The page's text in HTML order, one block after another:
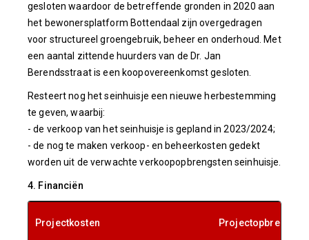
gesloten waardoor de betreffende gronden in 2020 aan
het bewonersplatform Bottendaal zijn overgedragen
voor structureel groengebruik, beheer en onderhoud. Met
een aantal zittende huurders van de Dr. Jan
Berendsstraat is een koopovereenkomst gesloten.
Resteert nog het seinhuisje een nieuwe herbestemming
te geven, waarbij:
- de verkoop van het seinhuisje is gepland in 2023/2024;
- de nog te maken verkoop- en beheerkosten gedekt
worden uit de verwachte verkoopopbrengsten seinhuisje.
4. Financiën
Projectkosten